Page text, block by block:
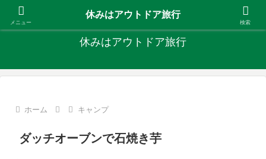
キャンプ、釣り、旅行など外遊びを楽しんでます
休みはアウトドア旅行
ホーム キャンプ
ダッチオーブンで石焼き芋
メニュー
休みはアウトドア旅行
検索